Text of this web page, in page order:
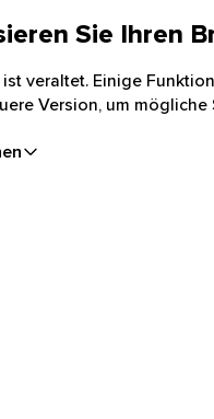
Sie Ihren
veraltet. Einige
Version, um